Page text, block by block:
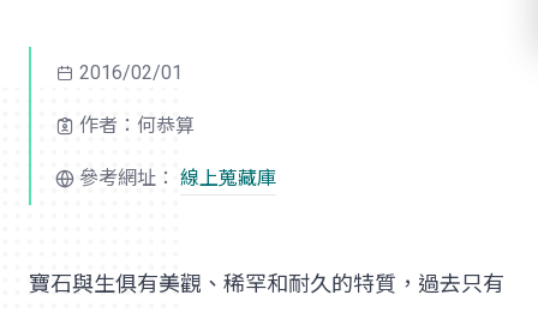
2016/02/01
作者：何恭算
參考網址： 線上蒐藏庫
寶石與生俱有美觀、稀罕和耐久的特質，過去只有